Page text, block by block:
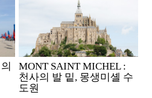
MONT SAINT MICHEL :
천사의 발 밑, 몽생미셸 수
도원